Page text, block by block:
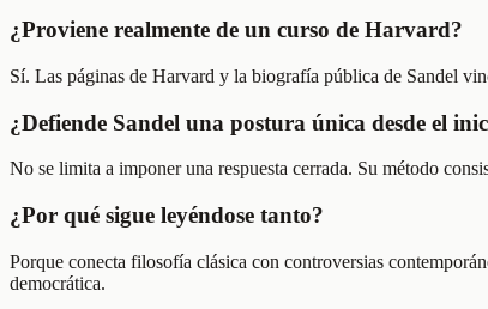
¿Proviene realmente de un curso de Harvard?
Sí. Las páginas de Harvard y la biografía pública de Sandel
¿Defiende Sandel una postura única desde el
No se limita a imponer una respuesta cerrada. Su método
¿Por qué sigue leyéndose tanto?
Porque conecta filosofía clásica con controversias
democrática.